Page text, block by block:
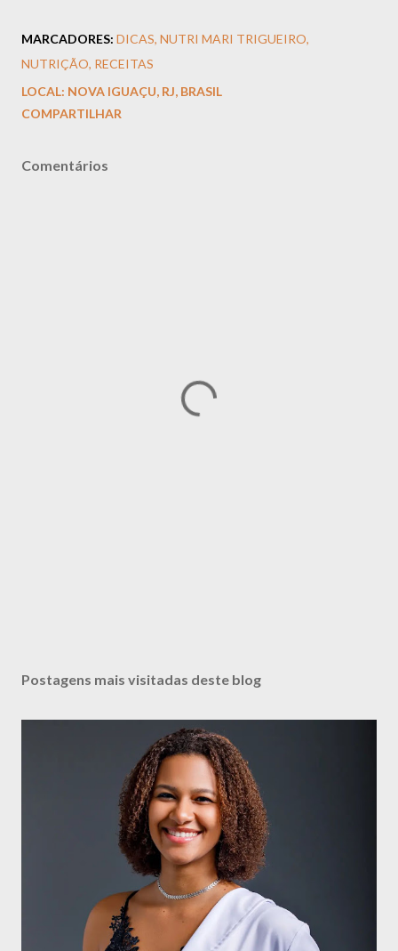
MARCADORES: DICAS NUTRI MARI TRIGUEIRO
NUTRIÇÃO RECEITAS
LOCAL: NOVA IGUAÇU, RJ, BRASIL
COMPARTILHAR
Comentários
Postagens mais visitadas deste blog